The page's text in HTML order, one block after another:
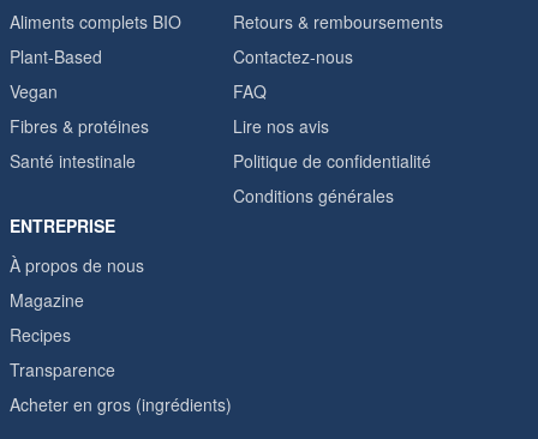
Aliments complets BIO
Plant-Based
Vegan
Fibres & protéines
Santé intestinale
Retours & remboursements
Contactez-nous
FAQ
Lire nos avis
Politique de confidentialité
Conditions générales
ENTREPRISE
À propos de nous
Magazine
Recipes
Transparence
Acheter en gros (ingrédients)